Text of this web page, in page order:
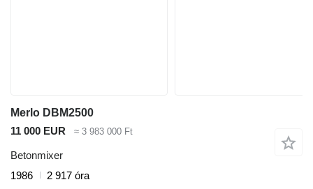
Merlo DBM2500
11 000 EUR
≈ 3 983 000 Ft
Betonmixer
1986
2 917 óra